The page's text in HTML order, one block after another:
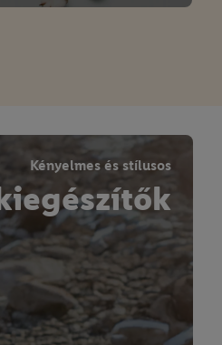
Kényelmes és stílusos